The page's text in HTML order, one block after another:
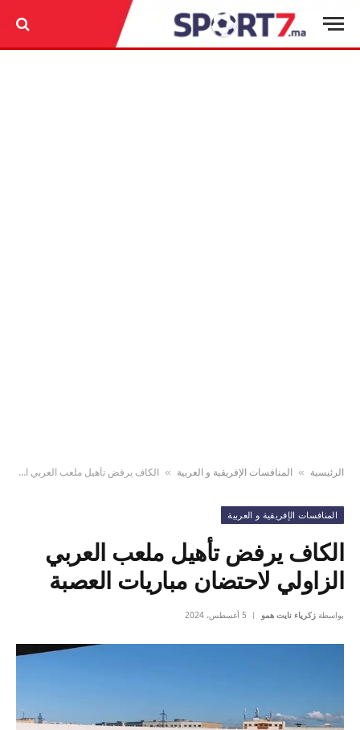
الرئيسية » المنافسات الإفريقية و العربية » الكاف يرفض تأهيل ملعب العربي الزاولي لاحتضان مباريات العصبة
المنافسات الإفريقية و العربية
الكاف يرفض تأهيل ملعب العربي
الزاولي لاحتضان مباريات العصبة
بواسطة زكرياء نايت همو 5 أغسطس، 2024